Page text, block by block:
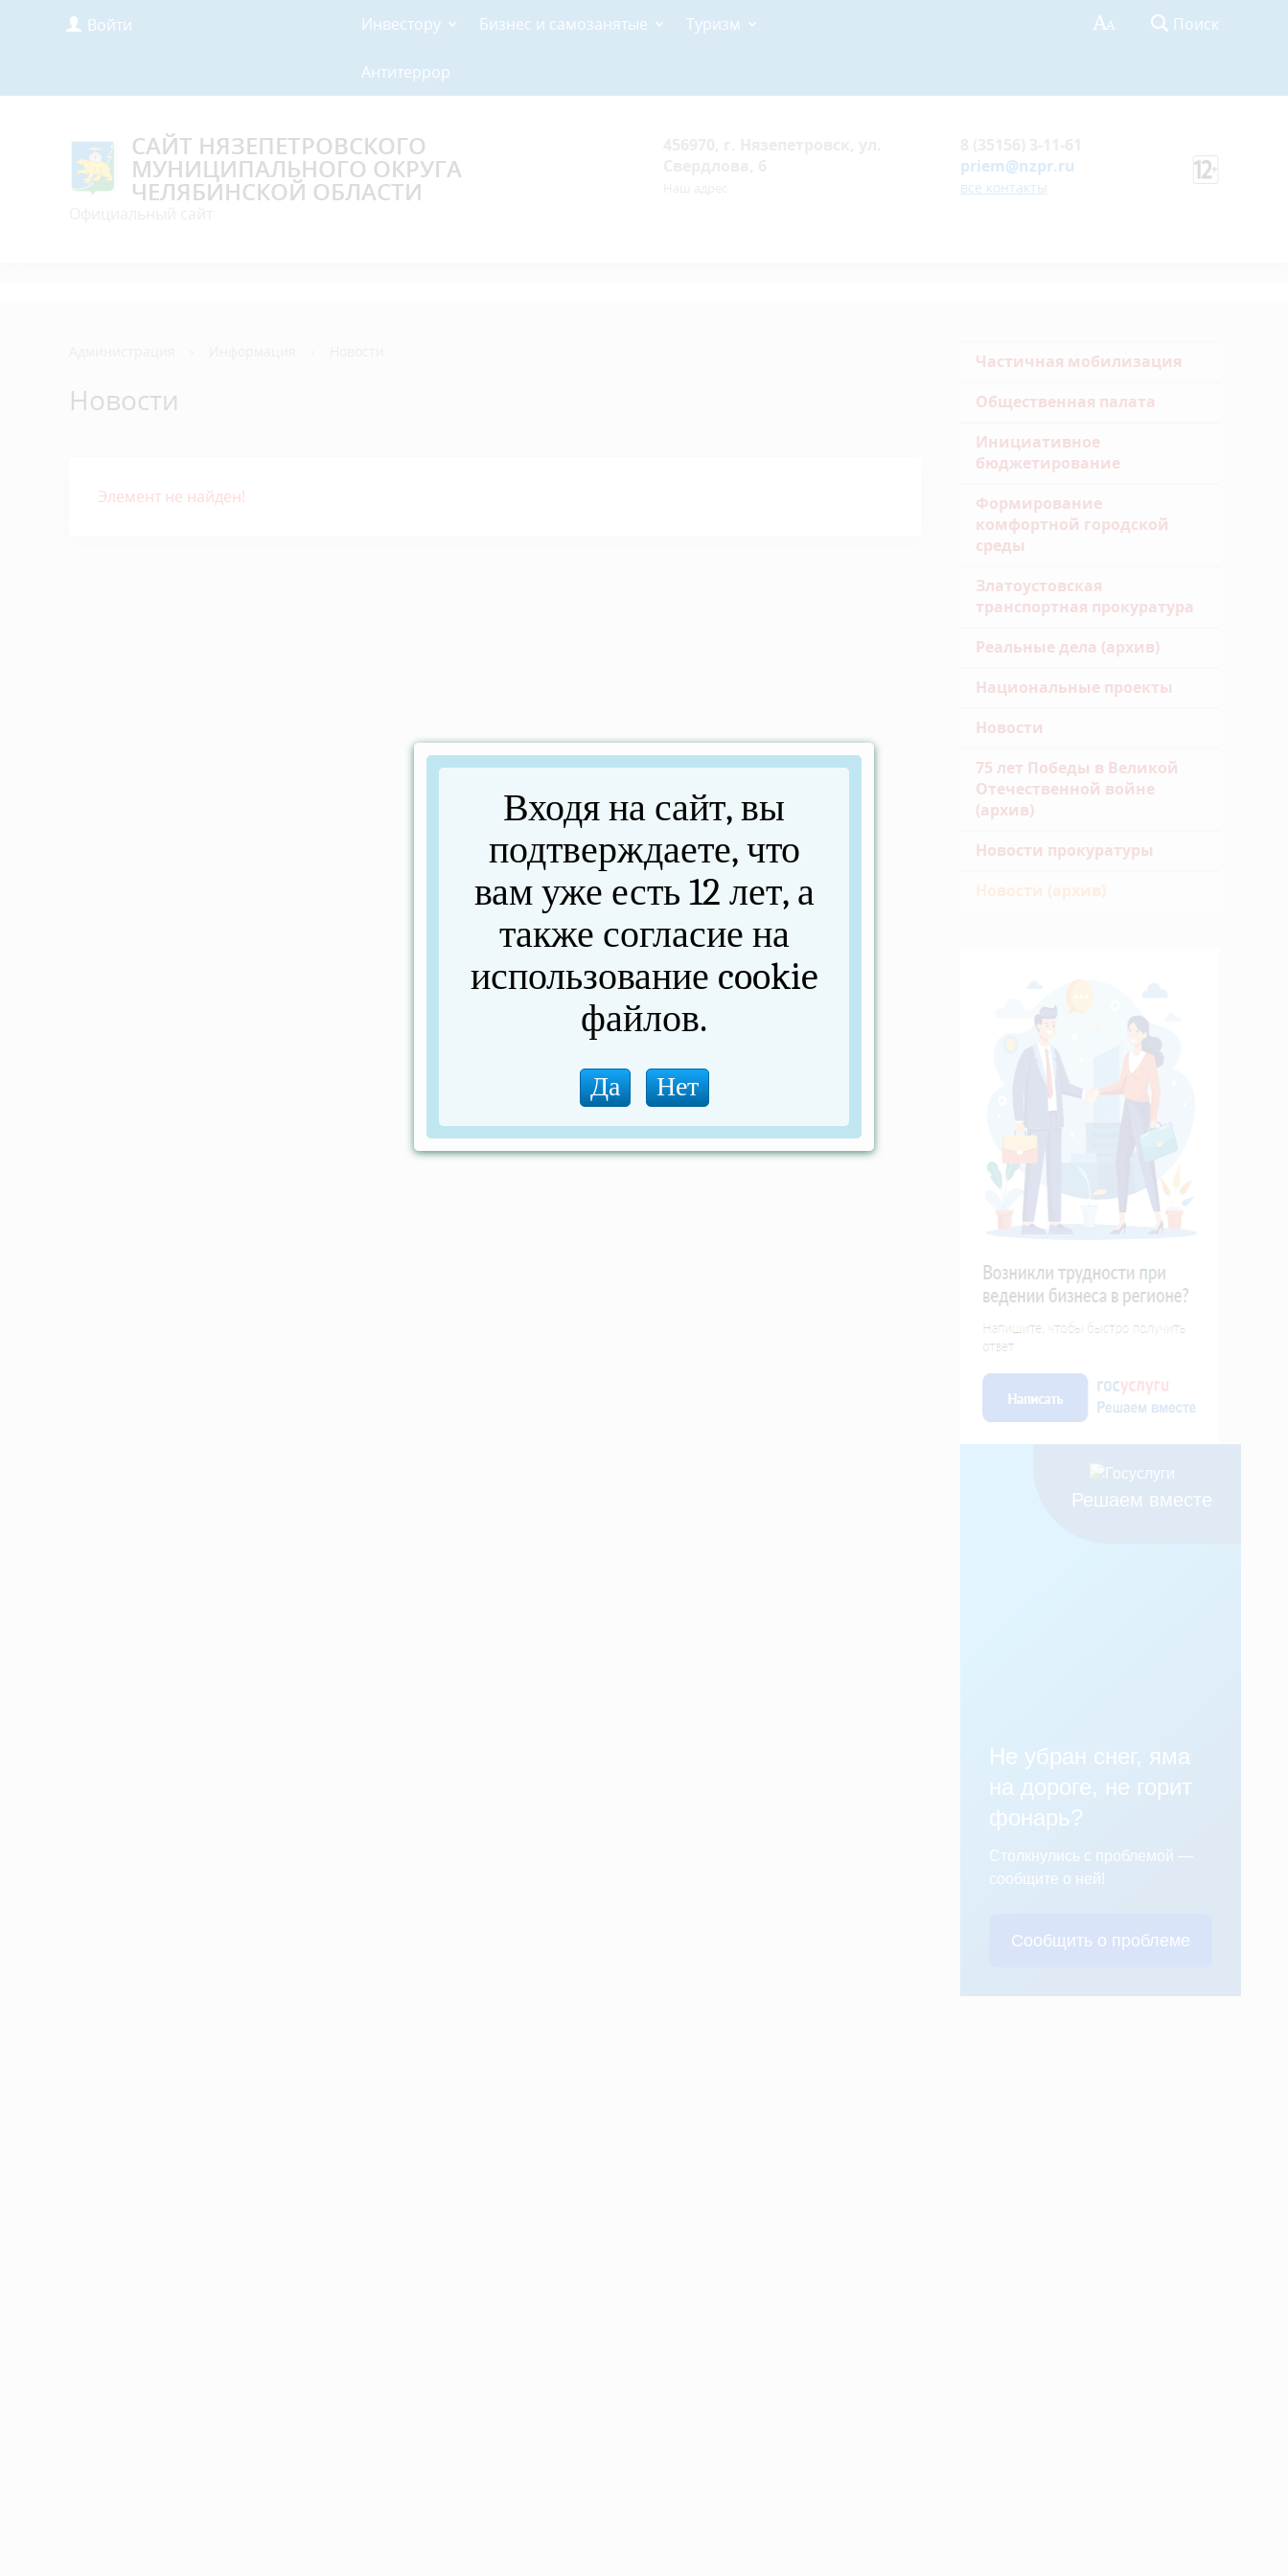
Войти Инвестору Бизнес и самозанятые Туризм
Антитеррор
Поиск
САЙТ НЯЗЕПЕТРОВСКОГО
МУНИЦИПАЛЬНОГО ОКРУГА
ЧЕЛЯБИНСКОЙ ОБЛАСТИ
priem@nzpr.ru
все контакты
Новости
Элемент не найден!
Частичная мобилизация
Общественная палата
Инициативное
бюджетирование
Формирование
комфортной городской
среды
Златоустовская
транспортная прокуратура
Реальные дела (архив)
Национальные проекты
Новости
75 лет Победы в Великой
Отечественной войне
(архив)
Новости прокуратуры
Новости (архив)
Решаем вместе
Не убран снег, яма
на дороге, не горит
фонарь?
Столкнулись с проблемой —
сообщите о ней!
Сообщить о проблеме
Входя на сайт, вы
подтверждаете, что
вам уже есть 12 лет, а
также согласие на
использование cookie
файлов.